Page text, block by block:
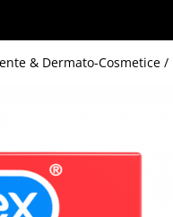
& Dermato-Cosmetice /